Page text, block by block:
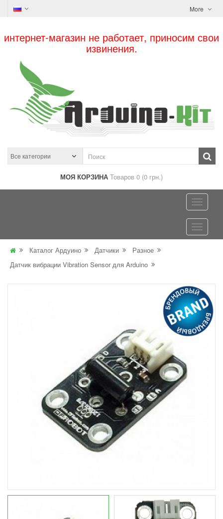
More
интернет-магазин не работает, приносим свои
извинения.
МОЯ КОРЗИНА Товаров 0 (0 грн.)
Каталог Ардуино Датчики
Разное
Датчик вибрации Vibration Sensor для Arduino